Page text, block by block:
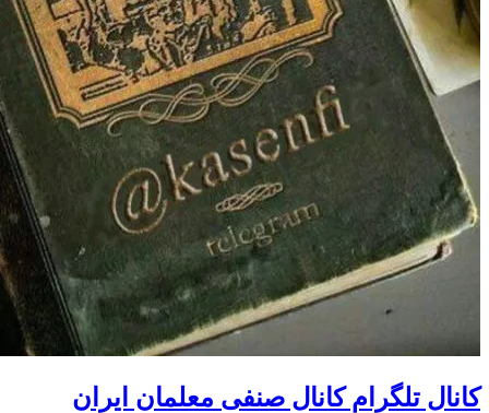
کانال تلگرام کانال صنفی معلمان ایران